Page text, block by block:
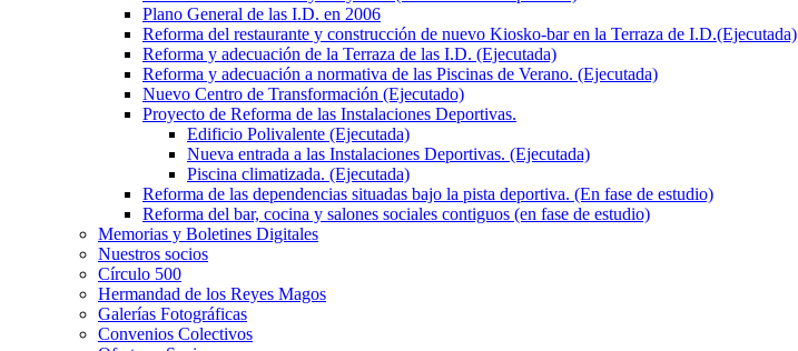
Plano General de las I.D. en 2006
Reforma del restaurante y construcción de nuevo Kiosko-bar en la Terraza de I.D.(Ejecutada)
Reforma y adecuación de la Terraza de las I.D. (Ejecutada)
Reforma y adecuación a normativa de las Piscinas de Verano. (Ejecutada)
Nuevo Centro de Transformación (Ejecutado)
Proyecto de Reforma de las Instalaciones Deportivas.
Edificio Polivalente (Ejecutada)
Nueva entrada a las Instalaciones Deportivas. (Ejecutada)
Piscina climatizada. (Ejecutada)
Reforma de las dependencias situadas bajo la pista deportiva. (En fase de estudio)
Reforma del bar, cocina y salones sociales contiguos (en fase de estudio)
Memorias y Boletines Digitales
Nuestros socios
Círculo 500
Hermandad de los Reyes Magos
Galerías Fotográficas
Convenios Colectivos